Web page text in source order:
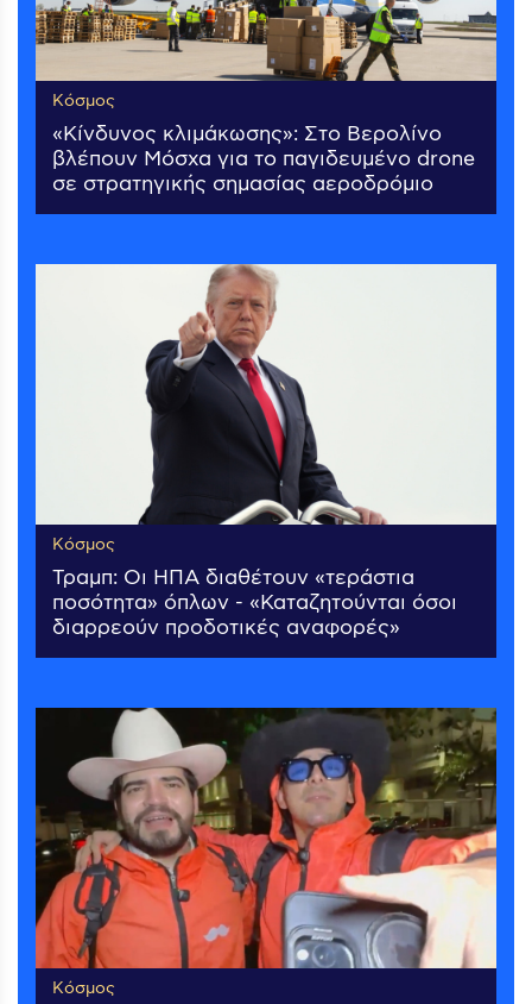
Κόσμος
«Κίνδυνος κλιμάκωσης»: Στο Βερολίνο
βλέπουν Μόσχα για το παγιδευμένο drone
σε στρατηγικής σημασίας αεροδρόμιο
Κόσμος
Τραμπ: Οι ΗΠΑ διαθέτουν «τεράστια
ποσότητα» όπλων - «Καταζητούνται όσοι
διαρρεούν προδοτικές αναφορές»
Κόσμος